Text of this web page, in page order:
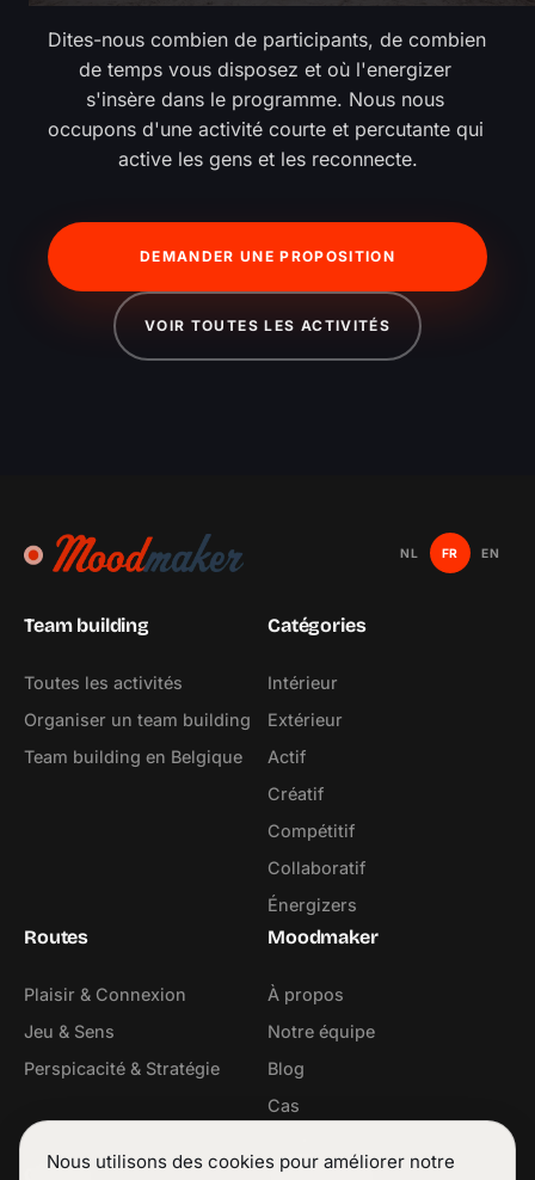
Dites-nous combien de participants, de combien
de temps vous disposez et où l'energizer
s'insère dans le programme. Nous nous
occupons d'une activité courte et percutante qui
active les gens et les reconnecte.
DEMANDER UNE PROPOSITION
VOIR TOUTES LES ACTIVITÉS
NL FR EN
Team building
Toutes les activités
Organiser un team building
Team building en Belgique
Catégories
Intérieur
Extérieur
Actif
Créatif
Compétitif
Collaboratif
Énergizers
Routes
Plaisir & Connexion
Jeu & Sens
Perspicacité & Stratégie
Moodmaker
À propos
Notre équipe
Blog
Cas
Contact Suivez-nous
Nous utilisons des cookies pour améliorer notre